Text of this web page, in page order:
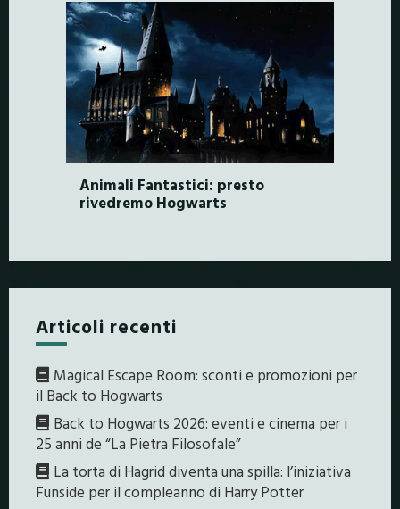
Animali Fantastici: presto
rivedremo Hogwarts
Articoli recenti
Magical Escape Room: sconti e promozioni per
il Back to Hogwarts
Back to Hogwarts 2026: eventi e cinema per i
25 anni de “La Pietra Filosofale”
La torta di Hagrid diventa una spilla: l’iniziativa
Funside per il compleanno di Harry Potter